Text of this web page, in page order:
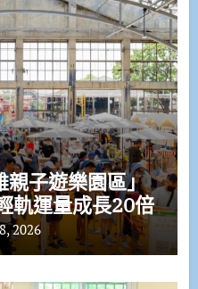
親子遊樂園區」
狂吸三萬人潮 輕軌運量成長20倍
2026